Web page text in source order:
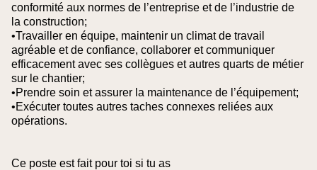
conformité aux normes de l’entreprise et de l’industrie de
la construction;
•Travailler en équipe, maintenir un climat de travail
agréable et de confiance, collaborer et communiquer
efficacement avec ses collègues et autres quarts de métier
sur le chantier;
•Prendre soin et assurer la maintenance de l’équipement;
•Exécuter toutes autres taches connexes reliées aux
opérations.
Ce poste est fait pour toi si tu as